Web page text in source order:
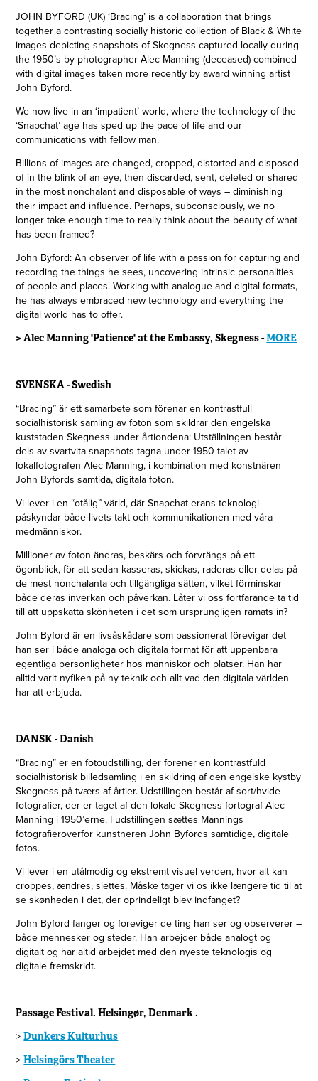
JOHN BYFORD (UK) ‘Bracing’ is a collaboration that brings
together a contrasting socially historic collection of Black & White
images depicting snapshots of Skegness captured locally during
the 1950’s by photographer Alec Manning (deceased) combined
with digital images taken more recently by award winning artist
John Byford.
We now live in an ‘impatient’ world, where the technology of the
‘Snapchat’ age has sped up the pace of life and our
communications with fellow man.
Billions of images are changed, cropped, distorted and disposed
of in the blink of an eye, then discarded, sent, deleted or shared
in the most nonchalant and disposable of ways – diminishing
their impact and influence. Perhaps, subconsciously, we no
longer take enough time to really think about the beauty of what
has been framed?
John Byford: An observer of life with a passion for capturing and
recording the things he sees, uncovering intrinsic personalities
of people and places. Working with analogue and digital formats,
he has always embraced new technology and everything the
digital world has to offer.
> Alec Manning 'Patience' at the Embassy, Skegness -MORE
SVENSKA - Swedish
“Bracing” är ett samarbete som förenar en kontrastfull
socialhistorisk samling av foton som skildrar den engelska
kuststaden Skegness under årtiondena: Utställningen består
dels av svartvita snapshots tagna under 1950-talet av
lokalfotografen Alec Manning, i kombination med konstnären
John Byfords samtida, digitala foton.
Vi lever i en “otålig” värld, där Snapchat-erans teknologi
påskyndar både livets takt och kommunikationen med våra
medmänniskor.
Millioner av foton ändras, beskärs och förvrängs på ett
ögonblick, för att sedan kasseras, skickas, raderas eller delas på
de mest nonchalanta och tillgängliga sätten, vilket förminskar
både deras inverkan och påverkan. Låter vi oss fortfarande ta tid
till att uppskatta skönheten i det som ursprungligen ramats in?
John Byford är en livsåskådare som passionerat förevigar det
han ser i både analoga och digitala format för att uppenbara
egentliga personligheter hos människor och platser. Han har
alltid varit nyfiken på ny teknik och allt vad den digitala världen
har att erbjuda.
DANSK - Danish
“Bracing” er en fotoudstilling, der forener en kontrastfuld
socialhistorisk billedsamling i en skildring af den engelske kystby
Skegness på tværs af årtier. Udstillingen består af sort/hvide
fotografier, der er taget af den lokale Skegness fortograf Alec
Manning i 1950’erne. I udstillingen sættes Mannings
fotografieroverfor kunstneren John Byfords samtidige, digitale
fotos.
Vi lever i en utålmodig og ekstremt visuel verden, hvor alt kan
croppes, ændres, slettes. Måske tager vi os ikke længere tid til at
se skønheden i det, der oprindeligt blev indfanget?
John Byford fanger og foreviger de ting han ser og observerer –
både mennesker og steder. Han arbejder både analogt og
digitalt og har altid arbejdet med den nyeste teknologis og
digitale fremskridt.
Passage Festival. Helsingør, Denmark .
>Dunkers Kulturhus
>Helsingörs Theater